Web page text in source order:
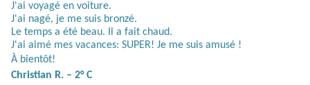
J'ai voyagé en voiture.
J'ai nagé, je me suis bronzé.
Le temps a été beau. Il a fait chaud.
J'ai aimé mes vacances: SUPER! Je me suis amusé !
À bientôt!
Christian R. – 2° C